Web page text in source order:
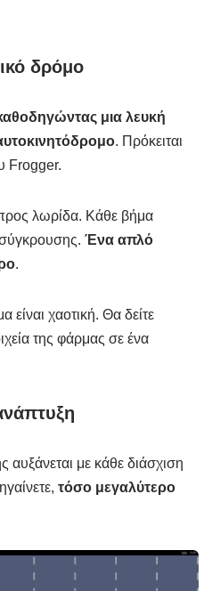
δρόμο
μια λευκή
. Πρόκειται
Frogger.
λωρίδα. Κάθε βήμα
σύγκρουσης. Ένα απλό
.
χαοτική. Θα δείτε
της φάρμας σε ένα
με κάθε διάσχιση
τόσο μεγαλύτερο